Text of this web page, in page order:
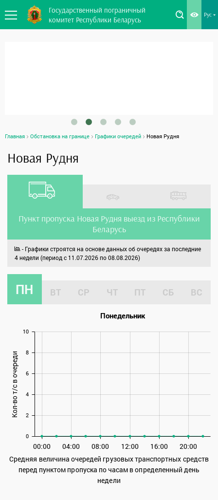
Государственный пограничный
комитет Республики Беларусь
Рус
Главная Обстановка на границе Графики очередей Новая Рудня
Новая Рудня
Пункт пропуска Новая Рудня выезд из Республики
Беларусь
- Графики строятся на основе данных об очередях за последние
4 недели (период с 11.07.2026 по 08.08.2026)
ПН ВТ СР ЧТ ПТ СБ ВС
Понедельник
00:00 04:00 08:00 12:00 16:00 20:00
0
2
4
6
8
10
Кол-во т/с в очереди
Средняя величина очередей грузовых транспортных средств
перед пунктом пропуска по часам в определенный день
недели